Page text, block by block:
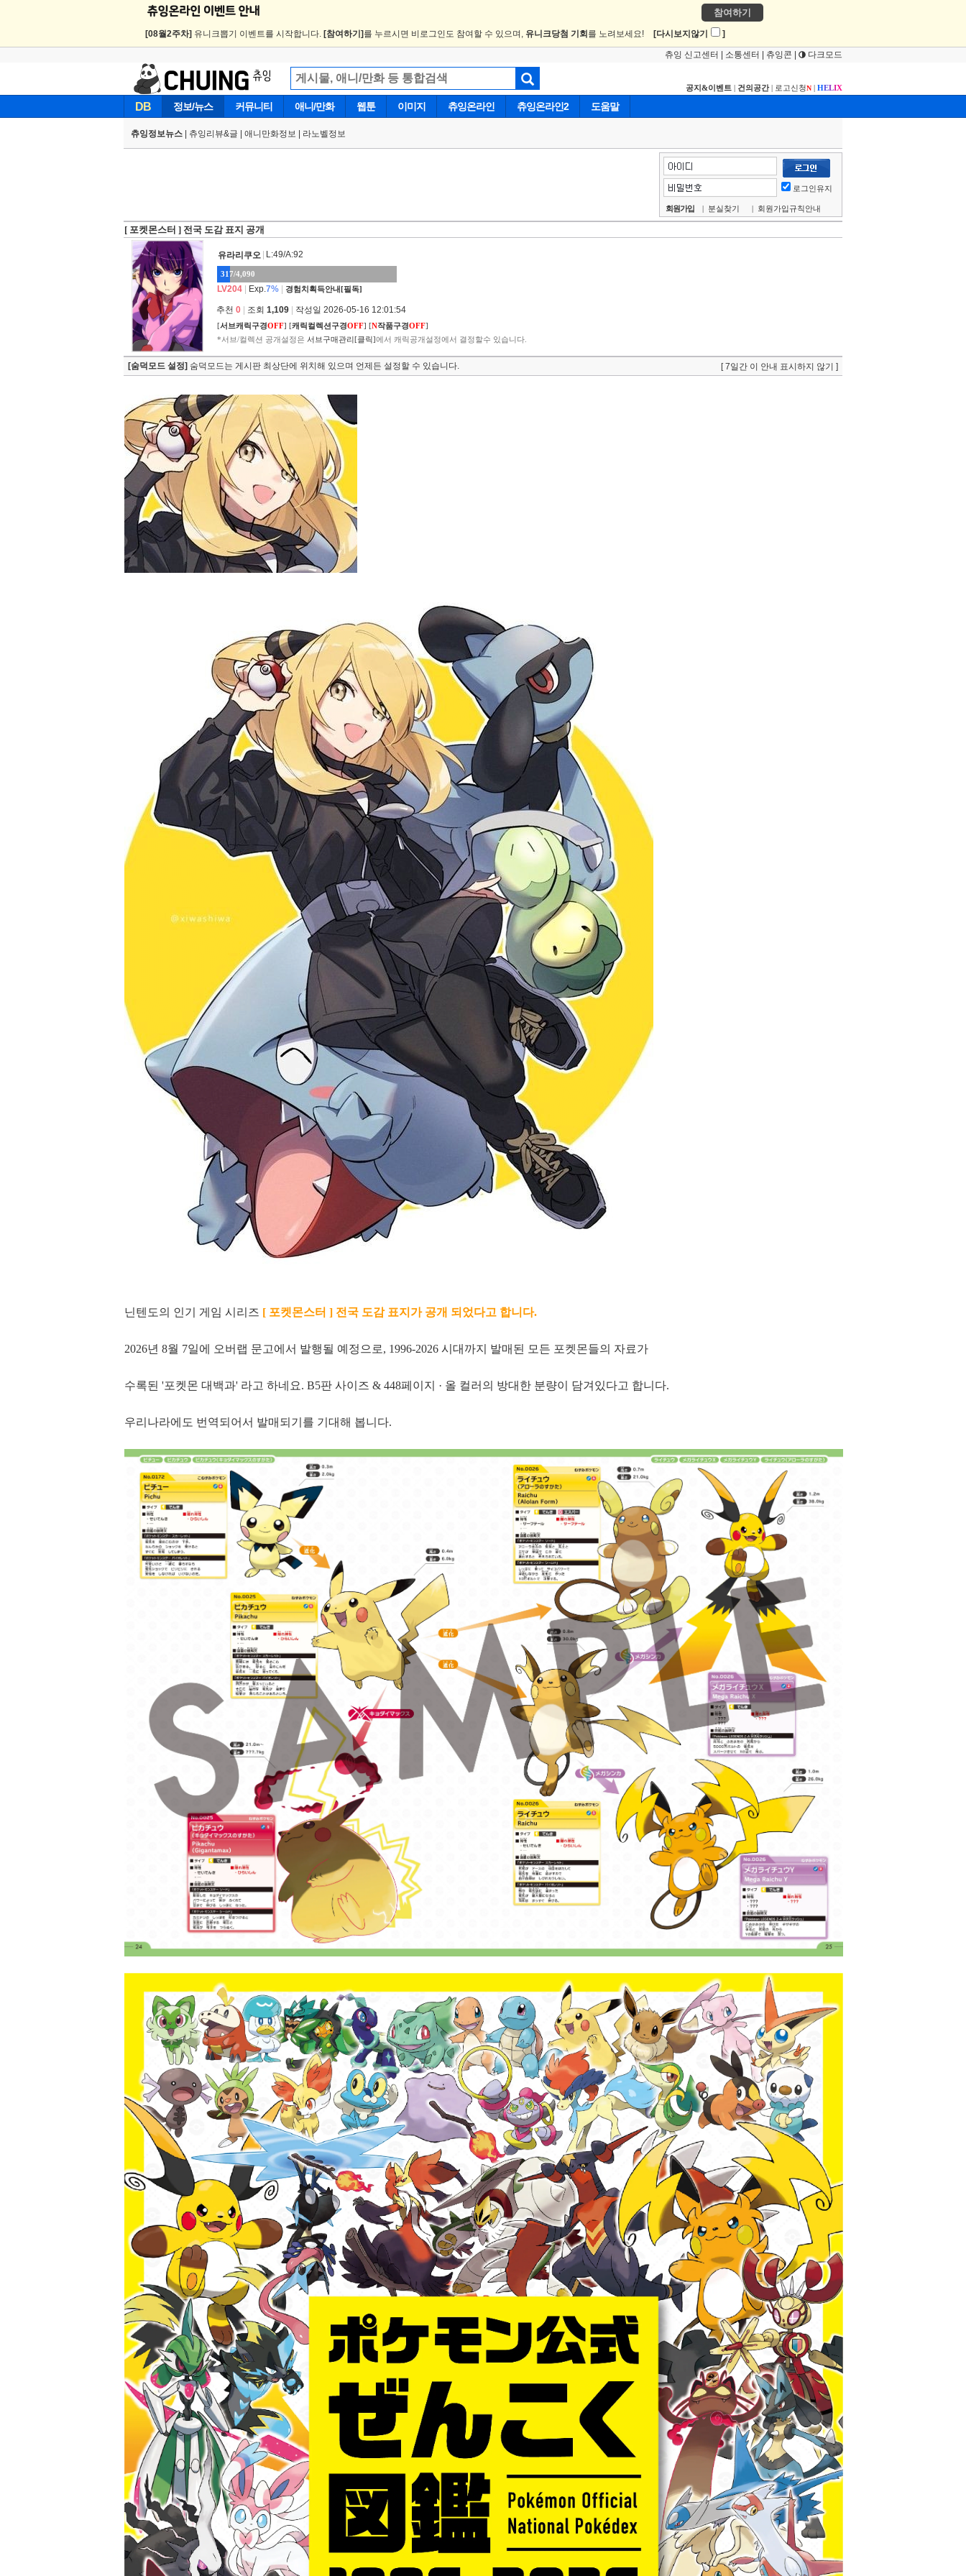
참여하기
[08월2주차] 유니크뽑기 이벤트를 시작합니다. [참여하기] 를 누르시면 비로그인도 참여할 수 있으며, 유니크당첨 기회 를 노려보세요! [다시보지않기 ]
츄잉 신고센터 소통센터 츄잉콘 다크모드
공지&이벤트 | 건의공간| 로고신청N | HELIX
DB 정보/뉴스 커뮤니티 애니/만화 웹툰 이미지 츄잉온라인 츄잉온라인2 도움말
츄잉정보뉴스 츄잉리뷰&글 애니만화정보 라노벨정보
로그인유지
회원가입 | 분실찾기 | 회원가입규칙안내
[ 포켓몬스터 ] 전국 도감 표지 공개
유라리쿠오 L:49/A:92
317/4,090
LV204 Exp.7% 경험치획득안내[필독]
추천 0 조회 1,109 작성일 2026-05-16 12:01:54
[서브캐릭구경OFF] [캐릭컬렉션구경OFF] [N작품구경OFF]
*서브/컬렉션 공개설정은 서브구매관리[클릭]에서 캐릭공개설정에서 결정할수 있습니다.
[숨덕모드 설정] 숨덕모드는 게시판 최상단에 위치해 있으며 언제든 설정할 수 있습니다. [ 7일간 이 안내 표시하지 않기 ]
닌텐도의 인기 게임 시리즈 [ 포켓몬스터 ] 전국 도감 표지가 공개 되었다고 합니다.
2026년 8월 7일에 오버랩 문고에서 발행될 예정으로, 1996-2026 시대까지 발매된 모든 포켓몬들의 자료가
수록된 '포켓몬 대백과' 라고 하네요. B5판 사이즈 & 448페이지 · 올 컬러의 방대한 분량이 담겨있다고 합니다.
우리나라에도 번역되어서 발매되기를 기대해 봅니다.